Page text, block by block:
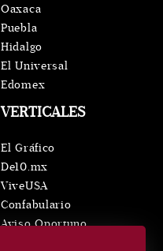
VERTICALES
El Gráfico
De10.mx
ViveUSA
Confabulario
Aviso Oportuno
Oaxaca
Puebla
Hidalgo
El Universal
Edomex